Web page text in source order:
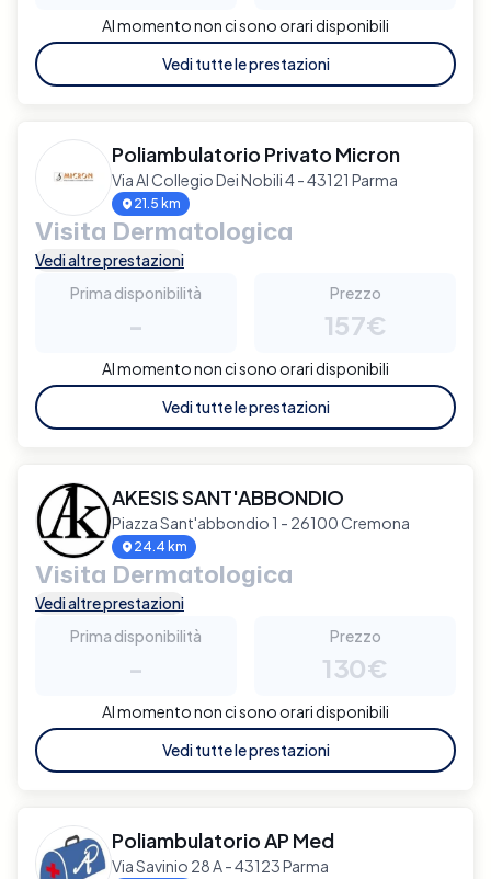
Al momento non ci sono orari disponibili
Vedi tutte le prestazioni
Poliambulatorio Privato Micron
Via Al Collegio Dei Nobili 4 - 43121 Parma
21.5 km
Visita Dermatologica
Vedi altre prestazioni
Prima disponibilità
-
Prezzo
157€
Al momento non ci sono orari disponibili
Vedi tutte le prestazioni
AKESIS SANT'ABBONDIO
Piazza Sant'abbondio 1 - 26100 Cremona
24.4 km
Visita Dermatologica
Vedi altre prestazioni
Prima disponibilità
-
Prezzo
130€
Al momento non ci sono orari disponibili
Vedi tutte le prestazioni
Poliambulatorio AP Med
Via Savinio 28 A - 43123 Parma